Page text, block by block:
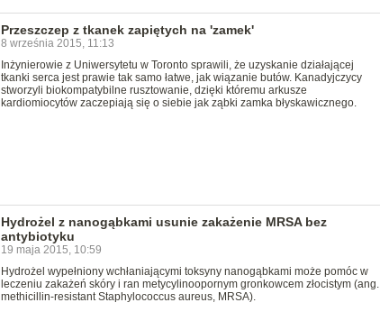
Przeszczep z tkanek zapiętych na 'zamek'
8 września 2015, 11:13
Inżynierowie z Uniwersytetu w Toronto sprawili, że uzyskanie działającej
tkanki serca jest prawie tak samo łatwe, jak wiązanie butów. Kanadyjczycy
stworzyli biokompatybilne rusztowanie, dzięki któremu arkusze
kardiomiocytów zaczepiają się o siebie jak ząbki zamka błyskawicznego.
Hydrożel z nanogąbkami usunie zakażenie MRSA bez
antybiotyku
19 maja 2015, 10:59
Hydrożel wypełniony wchłaniającymi toksyny nanogąbkami może pomóc w
leczeniu zakażeń skóry i ran metycylinoopornym gronkowcem złocistym (ang.
methicillin-resistant Staphylococcus aureus, MRSA).